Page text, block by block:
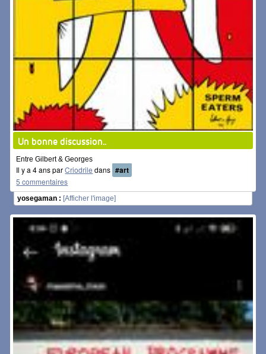
Un bonne discussion..
Entre Gilbert & Georges
Il y a 4 ans parCriodrile dans #art
5 commentaires
yosegaman : [Afficher l'image]